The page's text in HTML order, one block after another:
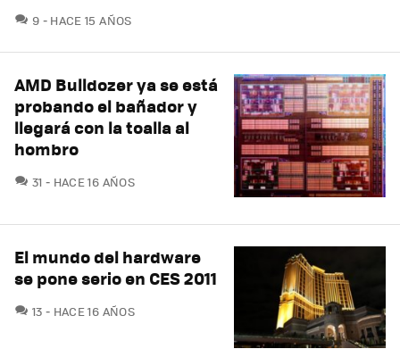
9 COMENTARIOS
HACE 15 AÑOS
AMD Bulldozer ya se está
probando el bañador y
llegará con la toalla al
hombro
31 COMENTARIOS
HACE 16 AÑOS
El mundo del hardware
se pone serio en CES 2011
13 COMENTARIOS
HACE 16 AÑOS